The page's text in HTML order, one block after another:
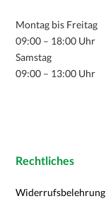
Montag bis Freitag
09:00 – 18:00 Uhr
Samstag
09:00 – 13:00 Uhr
Rechtliches
Widerrufsbelehrung